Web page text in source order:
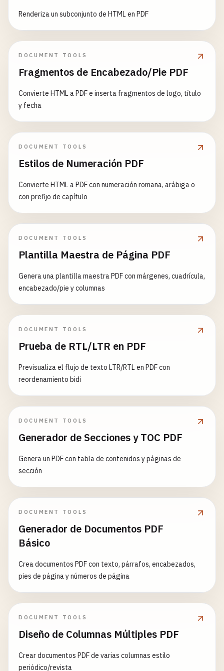
Renderiza un subconjunto de HTML en PDF
DOCUMENT TOOLS
Fragmentos de Encabezado/Pie PDF
Convierte HTML a PDF e inserta fragmentos de logo, título
y fecha
DOCUMENT TOOLS
Estilos de Numeración PDF
Convierte HTML a PDF con numeración romana, arábiga o
con prefijo de capítulo
DOCUMENT TOOLS
Plantilla Maestra de Página PDF
Genera una plantilla maestra PDF con márgenes, cuadrícula,
encabezado/pie y columnas
DOCUMENT TOOLS
Prueba de RTL/LTR en PDF
Previsualiza el flujo de texto LTR/RTL en PDF con
reordenamiento bidi
DOCUMENT TOOLS
Generador de Secciones y TOC PDF
Genera un PDF con tabla de contenidos y páginas de
sección
DOCUMENT TOOLS
Generador de Documentos PDF
Básico
Crea documentos PDF con texto, párrafos, encabezados,
pies de página y números de página
DOCUMENT TOOLS
Diseño de Columnas Múltiples PDF
Crear documentos PDF de varias columnas estilo
periódico/revista